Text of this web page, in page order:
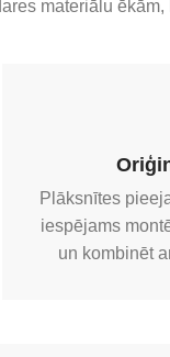
materiālu
Plāksnītes
iespējams
un kombinēt